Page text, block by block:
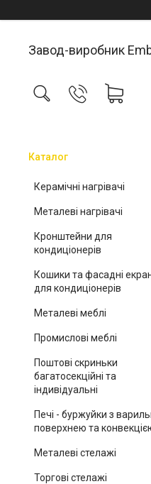
Завод-виробник
Каталог
Керамічні нагрівачі
Металеві нагрівачі
Кронштейни для
кондиціонерів
Кошики та фасадні
для кондиціонерів
Металеві меблі
Промислові меблі
Поштові скриньки
багатосекційні та
індивідуальні
Печі - буржуйки з
поверхнею та
Металеві стелажі
Торгові стелажі